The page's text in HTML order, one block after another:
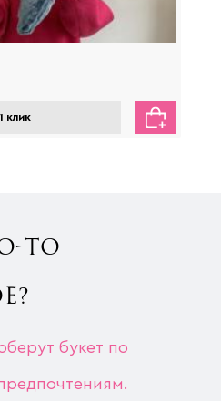
клик
ТО
букет по